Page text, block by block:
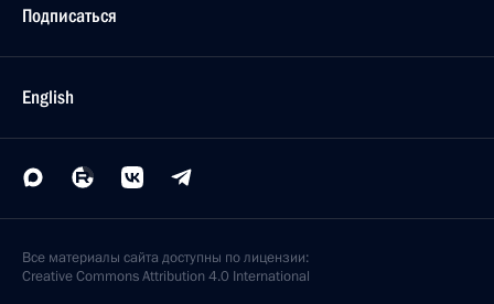
Подписаться
English
Все материалы сайта доступны по лицензии:
Creative Commons Attribution 4.0 International